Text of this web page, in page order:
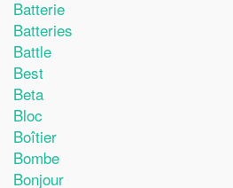
Batterie
Batteries
Battle
Best
Beta
Bloc
Boîtier
Bombe
Bonjour